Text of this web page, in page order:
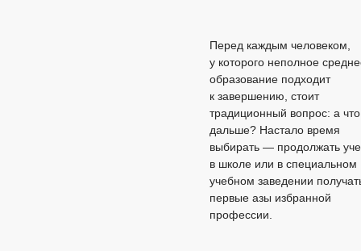
Перед каждым человеком,
у которого неполное
образование подходит
к завершению, стоит
традиционный вопрос: а что
дальше? Настало время
выбирать — продолжать
в школе или в специальном
учебном заведении
первые азы избранной
профессии.